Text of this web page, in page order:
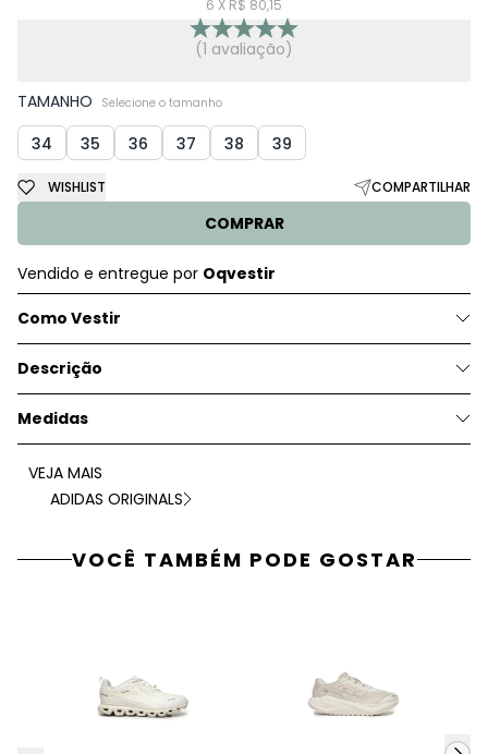
6 X R$ 80,15
(1 avaliação)
TAMANHO Selecione o tamanho
34 35 36 37 38 39
COMPRAR
WISHLIST COMPARTILHAR
Vendido e entregue por Oqvestir
Como Vestir
Descrição
Medidas
VEJA MAIS
ADIDAS ORIGINALS
VOCÊ TAMBÉM PODE GOSTAR